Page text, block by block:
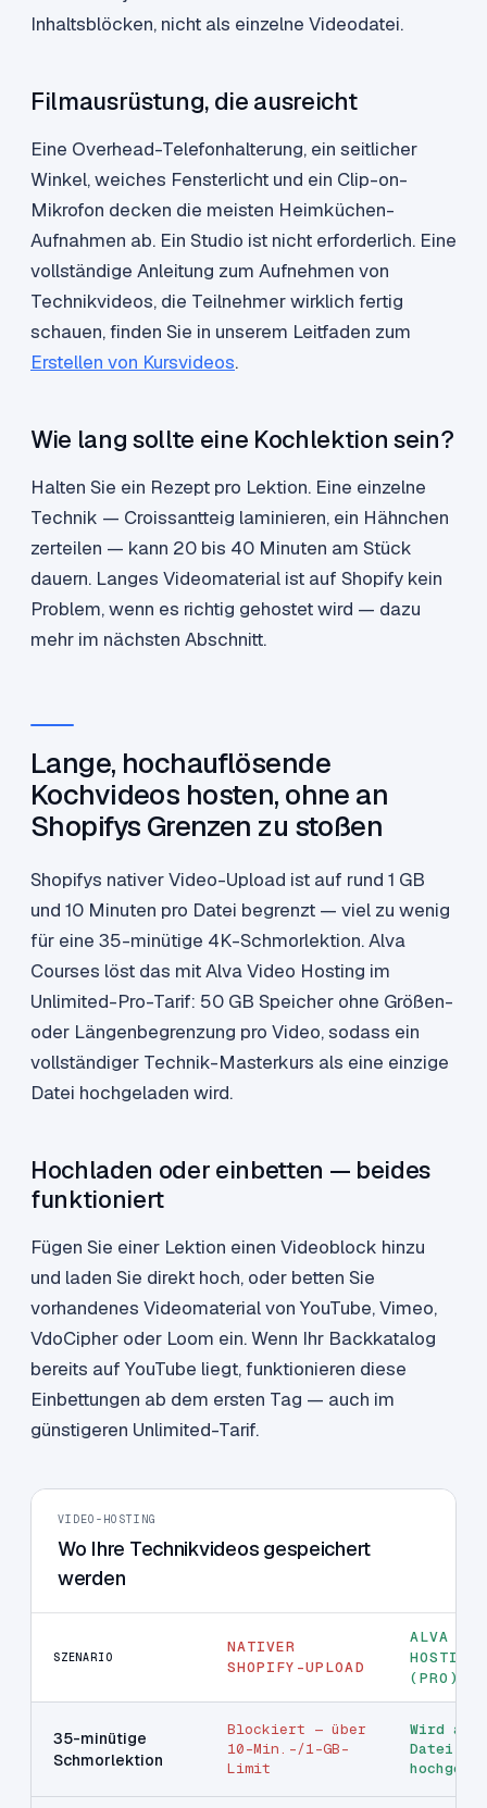
Inhaltsblöcken, nicht als einzelne Videodatei.
Filmausrüstung, die ausreicht
Eine Overhead-Telefonhalterung, ein seitlicher
Winkel, weiches Fensterlicht und ein Clip-on-
Mikrofon decken die meisten Heimküchen-
Aufnahmen ab. Ein Studio ist nicht erforderlich. Eine
vollständige Anleitung zum Aufnehmen von
Technikvideos, die Teilnehmer wirklich fertig
schauen, finden Sie in unserem Leitfaden zum
Erstellen von Kursvideos.
Wie lang sollte eine Kochlektion sein?
Halten Sie ein Rezept pro Lektion. Eine einzelne
Technik — Croissantteig laminieren, ein Hähnchen
zerteilen — kann 20 bis 40 Minuten am Stück
dauern. Langes Videomaterial ist auf Shopify kein
Problem, wenn es richtig gehostet wird — dazu
mehr im nächsten Abschnitt.
Lange, hochauflösende
Kochvideos hosten, ohne an
Shopifys Grenzen zu stoßen
Shopifys nativer Video-Upload ist auf rund 1 GB
und 10 Minuten pro Datei begrenzt — viel zu wenig
für eine 35-minütige 4K-Schmorlektion. Alva
Courses löst das mit Alva Video Hosting im
Unlimited-Pro-Tarif: 50 GB Speicher ohne Größen-
oder Längenbegrenzung pro Video, sodass ein
vollständiger Technik-Masterkurs als eine einzige
Datei hochgeladen wird.
Hochladen oder einbetten — beides
funktioniert
Fügen Sie einer Lektion einen Videoblock hinzu
und laden Sie direkt hoch, oder betten Sie
vorhandenes Videomaterial von YouTube, Vimeo,
VdoCipher oder Loom ein. Wenn Ihr Backkatalog
bereits auf YouTube liegt, funktionieren diese
Einbettungen ab dem ersten Tag — auch im
günstigeren Unlimited-Tarif.
VIDEO-HOSTING
Wo Ihre Technikvideos gespeichert
werden
SZENARIO
NATIVER
SHOPIFY-UPLOAD
ALVA
HOSTING
(PRO)
35-minütige
Schmorlektion
Blockiert — über
10-Min.-/1-GB-
Limit
Wird als
Datei